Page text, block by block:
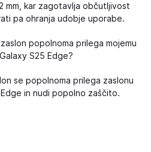
mm, kar zagotavlja občutljivost
pa ohranja udobje uporabe.
popolnoma prilega mojemu
S25 Edge?
se popolnoma prilega zaslonu
in nudi popolno zaščito.